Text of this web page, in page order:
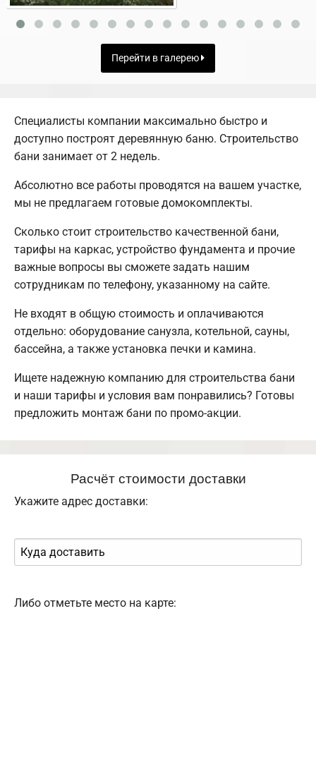
Перейти в галерею
Специалисты компании максимально быстро и
доступно построят деревянную баню. Строительство
бани занимает от 2 недель.
Абсолютно все работы проводятся на вашем участке,
мы не предлагаем готовые домокомплекты.
Сколько стоит строительство качественной бани,
тарифы на каркас, устройство фундамента и прочие
важные вопросы вы сможете задать нашим
сотрудникам по телефону, указанному на сайте.
Не входят в общую стоимость и оплачиваются
отдельно: оборудование санузла, котельной, сауны,
бассейна, а также установка печки и камина.
Ищете надежную компанию для строительства бани
и наши тарифы и условия вам понравились? Готовы
предложить монтаж бани по промо-акции.
Расчёт стоимости доставки
Укажите адрес доставки:
Либо отметьте место на карте: